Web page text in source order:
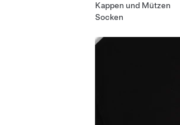
Kappen und Mützen
Socken